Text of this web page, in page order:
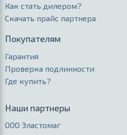
Как стать дилером?
Скачать прайс партнера
Покупателям
Гарантия
Проверка подлинности
Где купить?
Наши партнеры
ООО Эластомаг